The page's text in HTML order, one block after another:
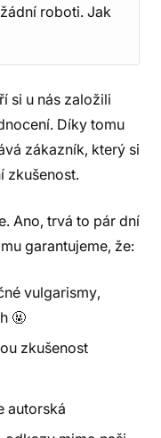
roboti. Jak
si u nás založili
Díky tomu
zákazník, který si
zkušenost.
Ano, trvá to pár dní
garantujeme, že:
vulgarismy,
🤬
zkušenost
autorská